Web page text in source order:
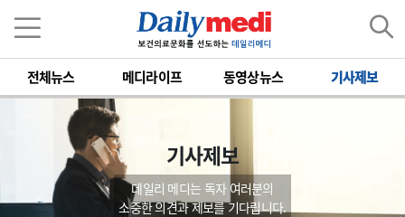
전체뉴스 메디라이프 동영상뉴스 기사제보
기사제보
데일리 메디는 독자 여러분의
소중한 의견과 제보를 기다립니다.